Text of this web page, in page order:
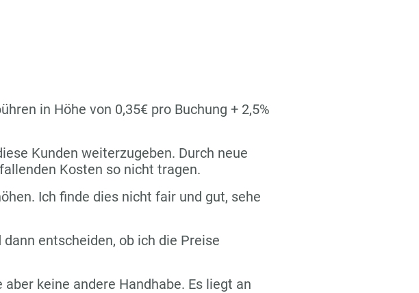
in Höhe von 0,35€ pro Buchung + 2,5%
Kunden weiterzugeben. Durch neue
Kosten so nicht tragen.
Ich finde dies nicht fair und gut, sehe
entscheiden, ob ich die Preise
keine andere Handhabe. Es liegt an